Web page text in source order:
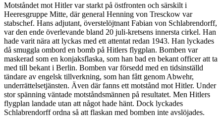
Motståndet mot Hitler var starkt på östfronten och särskilt i
Heeresgruppe Mitte, där general Henning von Tresckow var
stabschef. Hans adjutant, överstelöjtnant Fabian von Schlabrendorff,
var den ende överlevande bland 20 juli-kretsens innersta cirkel. Han
hade varit nära att lyckas med ett attentat redan 1943. Han lyckades
då smuggla ombord en bomb på Hitlers flygplan. Bomben var
maskerad som en konjaksflaska, som han bad en bekant officer att ta
med till bekant i Berlin. Bomben var försedd med en tidsinställd
tändare av engelsk tillverkning, som han fått genom Abwehr,
underrättelsetjänsten. Även där fanns ett motstånd mot Hitler. Under
stor spänning väntade motståndsmännen på resultatet. Men Hitlers
flygplan landade utan att något hade hänt. Dock lyckades
Schlabrendorff ordna så att flaskan med bomben inte avslöjades.